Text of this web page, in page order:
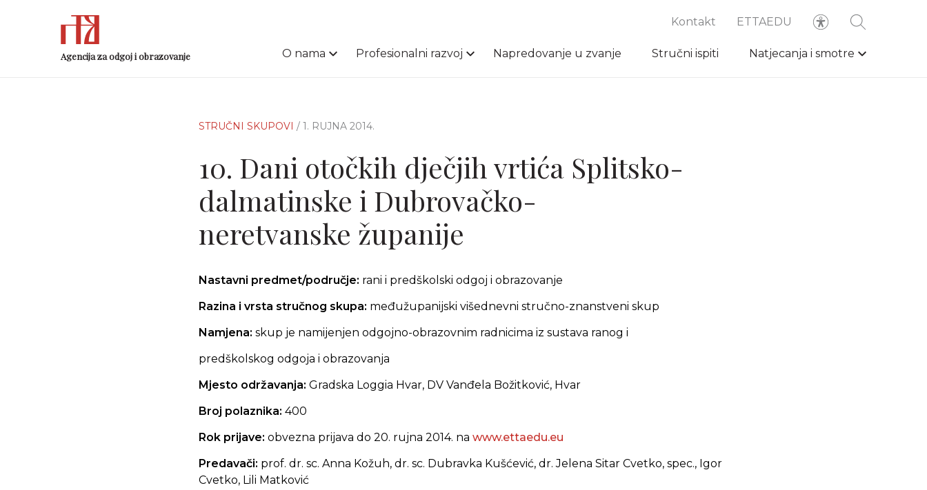
Agencija za odgoj i obrazovanje
Kontakt ETTAEDU
O nama Profesionalni razvoj Napredovanje u zvanje Stručni ispiti Natjecanja i smotre
STRUČNI SKUPOVI / 1. RUJNA 2014.
10. Dani otočkih dječjih vrtića Splitsko-
dalmatinske i Dubrovačko-
neretvanske županije
Nastavni predmet/područje: rani i predškolski odgoj i obrazovanje
Razina i vrsta stručnog skupa: međužupanijski višednevni stručno-znanstveni skup
Namjena: skup je namijenjen odgojno-obrazovnim radnicima iz sustava ranog i
predškolskog odgoja i obrazovanja
Mjesto održavanja: Gradska Loggia Hvar, DV Vanđela Božitković, Hvar
Broj polaznika: 400
Rok prijave: obvezna prijava do 20. rujna 2014. na www.ettaedu.eu
Predavači: prof. dr. sc. Anna Kožuh, dr. sc. Dubravka Kušćević, dr. Jelena Sitar Cvetko, spec., Igor
Cvetko, Lili Matković